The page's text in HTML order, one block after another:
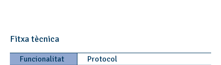
Fitxa tècnica
Funcionalitat
Protocol